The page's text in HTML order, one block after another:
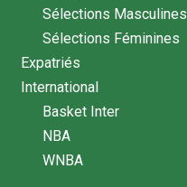
Sélections Masculines
Sélections Féminines
Expatriés
International
Basket Inter
NBA
WNBA